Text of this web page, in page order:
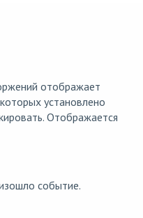
отображает
установлено
Отображается
событие.